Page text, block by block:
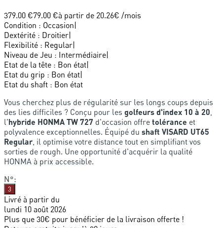
379.00 €79.00 €à partir de 20.26€ /mois
Condition : Occasion|
Dextérité : Droitier|
Flexibilité : Regular|
Niveau de Jeu : Intermédiaire|
Etat de la tête : Bon état|
Etat du grip : Bon état|
Etat du shaft : Bon état
Vous cherchez plus de régularité sur les longs coups depuis
des lies difficiles ? Conçu pour les golfeurs d'index 10 à 20
l'hybride HONMA TW 727 d'occasion offre tolérance et
polyvalence exceptionnelles. Équipé du shaft VISARD UT65
Regular , il optimise votre distance tout en simplifiant vos
sorties de rough. Une opportunité d'acquérir la qualité
HONMA à prix accessible.
N°:
3
Livré à partir du
lundi 10 août 2026
Plus que 30€ pour bénéficier de la livraison offerte !